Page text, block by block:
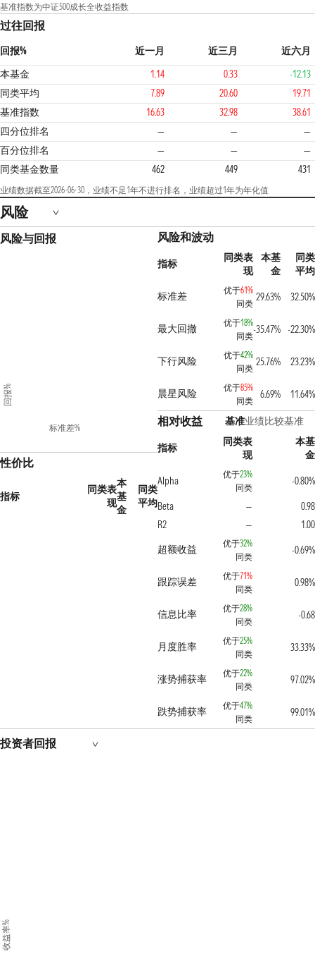
基准指数为中证500成长全收益指数
过往回报
回报% 近一月 近三月
近六月
本基金
1.14 0.33
-12.13
同类平均
7.89 20.60
19.71
基准指数
16.63 32.98
38.61
四分位排名
— — —
4
百分位排名 — —
—
同类基金数量
462 449 431
业绩数据截至2026-06-30，业绩不足1年不进行排名，业绩超过1年为年化值
风险
风险与回报
标准差%
回报%
性价比
指标
同类表
现
本
基
金
同类
平均
风险和波动
指标
同类表
现
本基
金
同类
平均
标准差
优于61%
同类
29.63% 32.50%
最大回撤 优于18%
同类
-35.47% -22.30%
下行风险 优于42%
同类
25.76% 23.23%
晨星风险 优于85%
同类
6.69% 11.64%
相对收益 基准业绩比较基准
指标
同类表
现
本基
金
Alpha
优于23%
同类
-0.80%
Beta
—
0.98
R2
—
1.00
超额收益
优于32%
同类
-0.69%
跟踪误差 优于71%
同类
0.98%
信息比率 优于28%
同类
-0.68
月度胜率 优于25%
同类
33.33%
涨势捕获率 优于22%
同类
97.02%
跌势捕获率 优于47%
同类
99.01%
投资者回报
收益率%